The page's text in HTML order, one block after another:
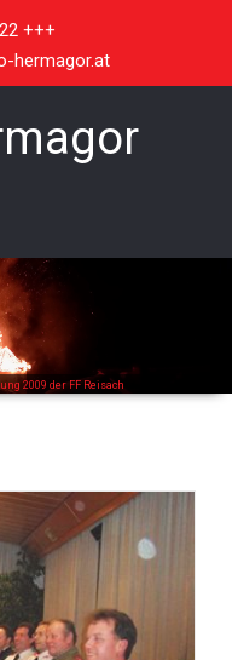
+++
hermagor.at
2009 der FF Reisach